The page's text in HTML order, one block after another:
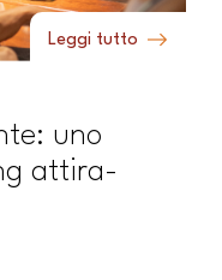
Leggi tutto
uno
attira-